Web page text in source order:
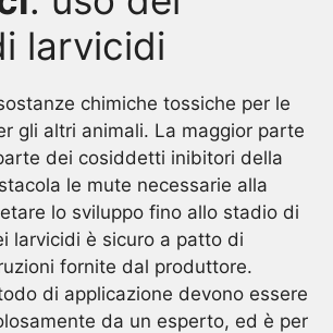
larvicidi
chimiche tossiche per le
gli altri animali. La maggior parte
dei cosiddetti inibitori della
le mute necessarie alla
lo sviluppo fino allo stadio di
larvicidi è sicuro a patto di
fornite dal produttore.
di applicazione devono essere
da un esperto, ed è per